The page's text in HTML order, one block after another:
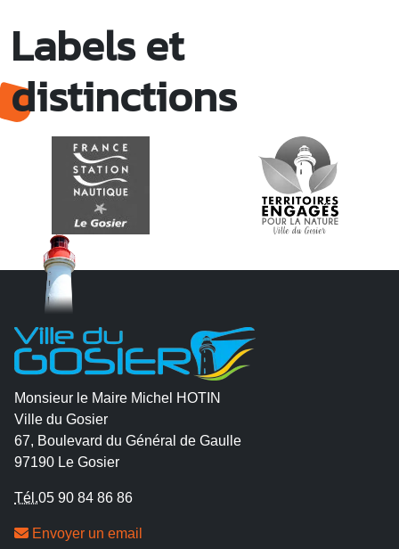
Labels et
distinctions
Monsieur le Maire Michel HOTIN
Ville du Gosier
67, Boulevard du Général de Gaulle
97190 Le Gosier
Tél.05 90 84 86 86
Envoyer un email